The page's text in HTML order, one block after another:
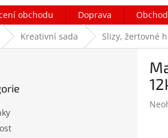
obchodu Doprava
Kreativní sada Slizy, žertovné